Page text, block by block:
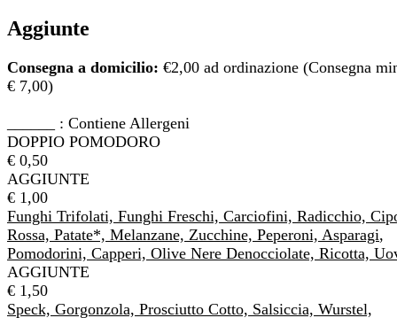
Aggiunte
Consegna a domicilio: €2,00 ad ordinazione (Consegna
€ 7,00)
______ : Contiene Allergeni
DOPPIO POMODORO
€ 0,50
AGGIUNTE
€ 1,00
Funghi Trifolati, Funghi Freschi, Carciofini, Radicchio,
Rossa, Patate*, Melanzane, Zucchine, Peperoni, Asparagi,
Pomodorini, Capperi, Olive Nere Denocciolate, Ricotta,
AGGIUNTE
€ 1,50
Speck, Gorgonzola, Prosciutto Cotto, Salsiccia, Wurstel,